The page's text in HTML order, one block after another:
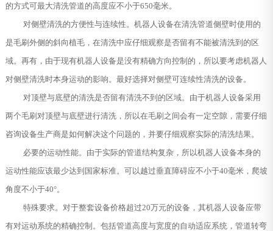
的方式可最大清洗管道的高度应不小于650毫米。
对侧壁清洗的方便性与连续性。机器人设备在清洗管道侧壁时使用的
是毛刷外侧的斜向植毛，在清洗中应仔细观察是否留有不能被清洗到的区
域。再有，由于现有机器人设备是没有精确方向控制的，所以要考虑机器人
对侧壁清洗时本身运动的影响。最好选择对侧壁可连续性清洗的设备。
对顶壁与底壁的清洗是否留有清洗不到的区域。由于机器人设备采用
两个毛刷对顶壁与底壁进行清洗，所以在毛刷之间会有一定空隙，需要仔细
咨询设备生产商是如何解决这个问题的，并要仔细观察实际的清洗结果。
必要的运动性能。由于实际的管道结构复杂，所以机器人设备本身的
运动性能应该最少达到国家标准。可以越过垂直障碍应不小于40毫米，爬坡
角度不小于40°。
特殊要求。对于整套设备价格超过20万元的设备，其机器人设备应带
有对运动系统的精确控制。包括管道高度与宽度的自动适应系统，管道转弯